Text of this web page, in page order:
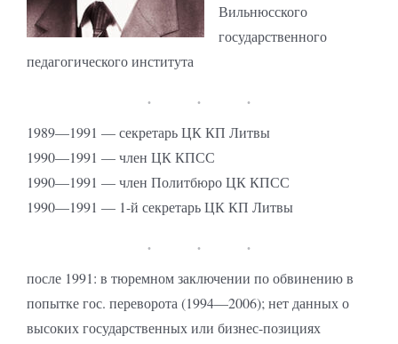
Вильнюсского
государственного
педагогического института
1989—1991 — секретарь ЦК КП Литвы
1990—1991 — член ЦК КПСС
1990—1991 — член Политбюро ЦК КПСС
1990—1991 — 1-й секретарь ЦК КП Литвы
после 1991: в тюремном заключении по обвинению в
попытке гос. переворота (1994—2006); нет данных о
высоких государственных или бизнес-позициях